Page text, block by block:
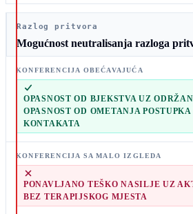
Razlog pritvora
Mogućnost neutralisanja razloga
OPASNOST OD BJEKSTVA UZ
OPASNOST OD OMETANJA
KONTAKATA
PONAVLJANO TEŠKO NASILJE UZ
BEZ TERAPIJSKOG MJESTA